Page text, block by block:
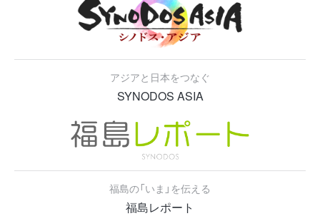
アジアと日本をつなぐ
SYNODOS ASIA
福島の「いま」を伝える
福島レポート